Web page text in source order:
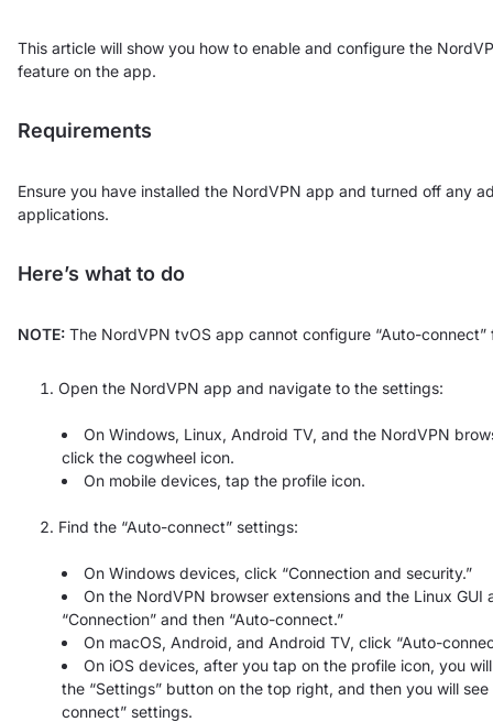
This article will show you how to enable and configure the
feature on the app.
Requirements
Ensure you have installed the NordVPN app and turned off any
applications.
Here’s what to do
NOTE: The NordVPN tvOS app cannot configure “Auto-connect”
Open the NordVPN app and navigate to the settings:
On Windows, Linux, Android TV, and the NordVPN
click the cogwheel icon.
On mobile devices, tap the profile icon.
Find the “Auto-connect” settings:
On Windows devices, click “Connection and security.”
On the NordVPN browser extensions and the Linux GUI
“Connection” and then “Auto-connect.”
On macOS, Android, and Android TV, click “Auto-
On iOS devices, after you tap on the profile icon, you
the “Settings” button on the top right, and then you will see
connect” settings.